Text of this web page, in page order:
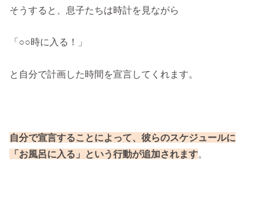
そうすると、息子たちは時計を見ながら
「○○時に入る！」
と自分で計画した時間を宣言してくれます。
自分で宣言することによって、彼らのスケジュールに
「お風呂に入る」という行動が追加されます。